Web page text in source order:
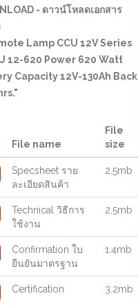
- ดาวน์โหลดเอกสาร
Lamp CCU 12V Series
12-620 Power 620 Watt
Capacity 12V-130Ah Back
File name
File
size
Specsheet ราย
ละเอียดสินค้า
2.5mb
Technical วิธีการ
ใช้งาน
2.5mb
Confirmation ใบ
ยืนยันมาตรฐาน
1.4mb
Certification 3.2mb